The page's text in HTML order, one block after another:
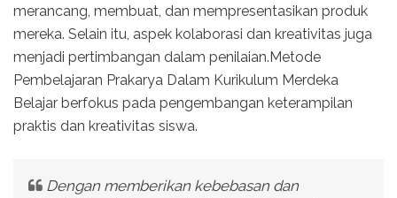
merancang, membuat, dan mempresentasikan produk
mereka. Selain itu, aspek kolaborasi dan kreativitas juga
menjadi pertimbangan dalam penilaian.Metode
Pembelajaran Prakarya Dalam Kurikulum Merdeka
Belajar berfokus pada pengembangan keterampilan
praktis dan kreativitas siswa.
Dengan memberikan kebebasan dan